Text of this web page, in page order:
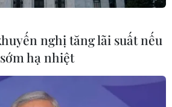
nghị tăng lãi suất nếu
hạ nhiệt